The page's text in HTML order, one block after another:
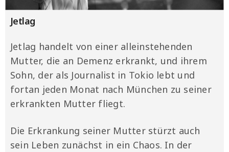
Jetlag
Jetlag handelt von einer alleinstehenden
Mutter, die an Demenz erkrankt, und ihrem
Sohn, der als Journalist in Tokio lebt und
fortan jeden Monat nach München zu seiner
erkrankten Mutter fliegt.
Die Erkrankung seiner Mutter stürzt auch
sein Leben zunächst in ein Chaos. In der